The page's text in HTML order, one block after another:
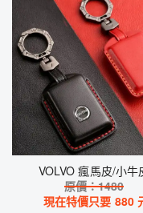
VOLVO 瘋馬皮/小牛
原價：1480
現在特價只要 880